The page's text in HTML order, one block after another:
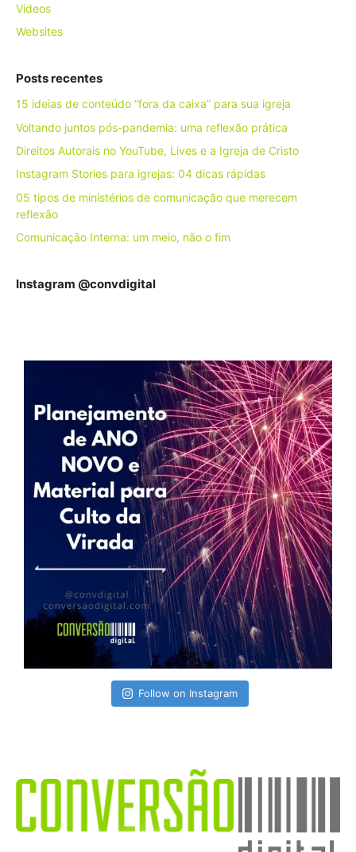
Vídeos
Websites
Posts recentes
15 ideias de conteúdo “fora da caixa” para sua igreja
Voltando juntos pós-pandemia: uma reflexão prática
Direitos Autorais no YouTube, Lives e a Igreja de Cristo
Instagram Stories para igrejas: 04 dicas rápidas
05 tipos de ministérios de comunicação que merecem
reflexão
Comunicação Interna: um meio, não o fim
Instagram @convdigital
Follow on Instagram